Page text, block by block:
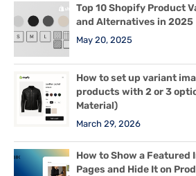
Top 10 Shopify Product
and Alternatives in 2025
May 20, 2025
How to set up variant
products with 2 or 3
Material)
March 29, 2026
How to Show a Featured
Pages and Hide It on